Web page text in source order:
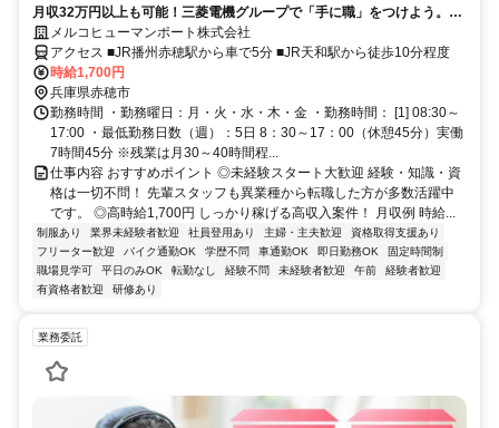
月収32万円以上も可能！三菱電機グループで「手に職」をつけよう。
「安定した大手企業で働きたい」「資格を取って将来に役立つスキルを
身につけたい」「製造業に挑戦してみたい」そんな20代・30代のスタッ
フが活躍中♪未経験からスタートできる変圧器の組立スタッフ募集！資格
がなくても大丈夫。必要な資格は入社後に会社負担で取得できます★
メルコヒューマンポート株式会社
アクセス ■JR播州赤穂駅から車で5分 ■JR天和駅から徒歩10分程度
時給1,700円
兵庫県赤穂市
勤務時間 ・勤務曜日：月・火・水・木・金 ・勤務時間： [1] 08:30～
17:00 ・最低勤務日数（週）：5日 8：30～17：00（休憩45分）実働
7時間45分 ※残業は月30～40時間程...
仕事内容 おすすめポイント ◎未経験スタート大歓迎 経験・知識・資
格は一切不問！ 先輩スタッフも異業種から転職した方が多数活躍中
です。 ◎高時給1,700円 しっかり稼げる高収入案件！ 月収例 時給...
制服あり 業界未経験者歓迎 社員登用あり 主婦・主夫歓迎
資格取得支援あり
フリーター歓迎
バイク通勤OK 学歴不問 車通勤OK 即日勤務OK
固定時間制
職場見学可
平日のみOK 転勤なし 経験不問 未経験者歓迎 午前
経験者歓迎
有資格者歓迎
研修あり
業務委託